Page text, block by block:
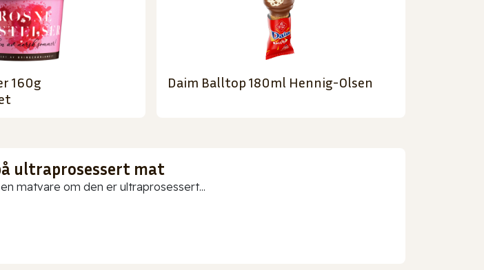
160g
Daim Balltop 180ml Hennig-Olsen
ultraprosessert mat
matvare om den er ultraprosessert...